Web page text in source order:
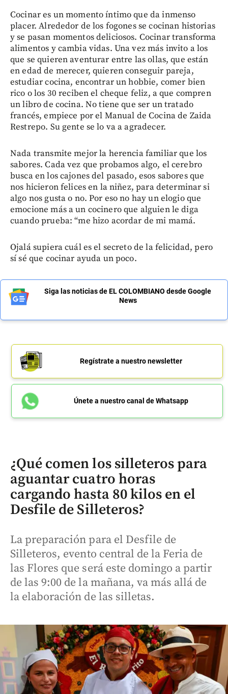
Cocinar es un momento íntimo que da inmenso
placer. Alrededor de los fogones se cocinan historias
y se pasan momentos deliciosos. Cocinar transforma
alimentos y cambia vidas. Una vez más invito a los
que se quieren aventurar entre las ollas, que están
en edad de merecer, quieren conseguir pareja,
estudiar cocina, encontrar un hobbie, comer bien
rico o los 30 reciben el cheque feliz, a que compren
un libro de cocina. No tiene que ser un tratado
francés, empiece por el Manual de Cocina de Zaida
Restrepo. Su gente se lo va a agradecer.
Nada transmite mejor la herencia familiar que los
sabores. Cada vez que probamos algo, el cerebro
busca en los cajones del pasado, esos sabores que
nos hicieron felices en la niñez, para determinar si
algo nos gusta o no. Por eso no hay un elogio que
emocione más a un cocinero que alguien le diga
cuando prueba: “me hizo acordar de mi mamá.
Ojalá supiera cuál es el secreto de la felicidad, pero
sí sé que cocinar ayuda un poco.
Siga las noticias de EL COLOMBIANO desde Google
News
Regístrate a nuestro newsletter
Únete a nuestro canal de Whatsapp
¿Qué comen los silleteros para
aguantar cuatro horas
cargando hasta 80 kilos en el
Desfile de Silleteros?
La preparación para el Desfile de
Silleteros, evento central de la Feria de
las Flores que será este domingo a partir
de las 9:00 de la mañana, va más allá de
la elaboración de las silletas.